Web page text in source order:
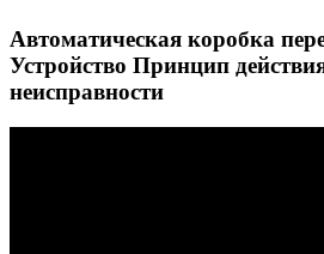
Автоматическая коробка
Устройство Принцип
неисправности